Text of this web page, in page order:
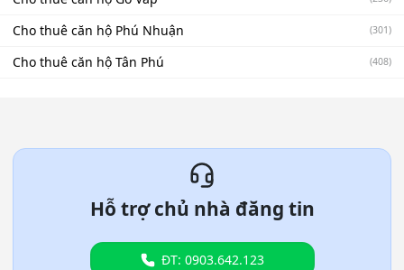
Cho thuê căn hộ Phú Nhuận (301)
Cho thuê căn hộ Tân Phú (408)
Hỗ trợ chủ nhà đăng tin
ĐT: 0903.642.123